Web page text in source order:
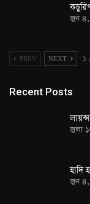
জুন
PREV NEXT ১
Recent Posts
জুলা
হাদি
জুন